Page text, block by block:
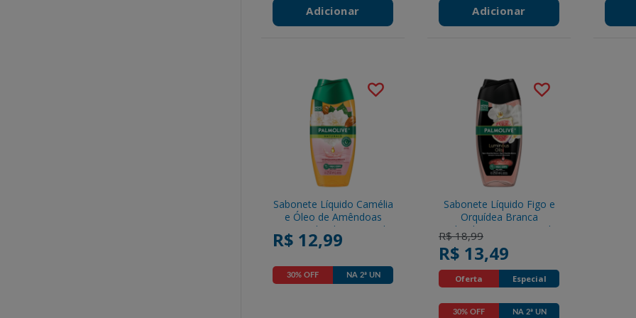
Adicionar Adicionar
Sabonete Líquido Camélia
e Óleo de Amêndoas
Doce Palmolive Naturals
Nutrição Deslumbrante
R$ 12,99
Promotions
30% OFF NA 2ª UN
Sabonete Líquido Figo e
Orquídea Branca
Palmolive Luminous Oils
Sensação Refrescante
Frasco 250ml
Price reduced from
R$ 18,99to
R$ 13,49
Oferta Especial
Promotions
30% OFF NA 2ª UN